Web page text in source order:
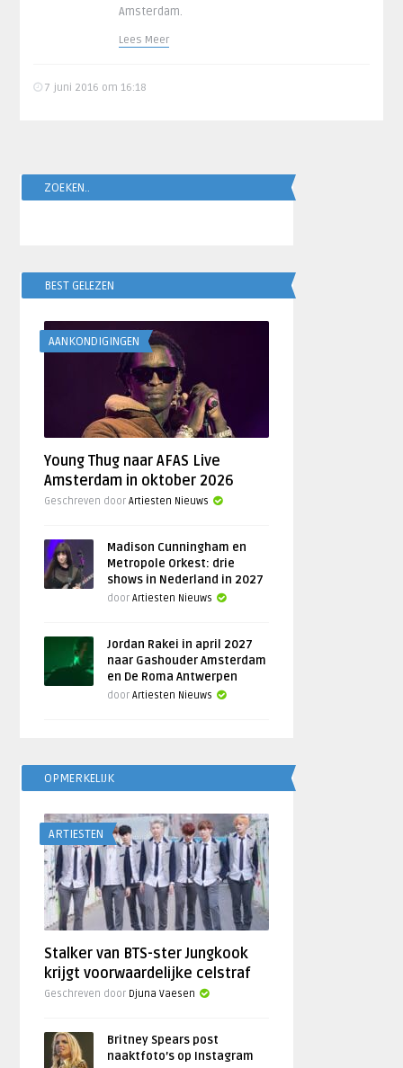
Amsterdam.
Lees Meer
7 juni 2016 om 16:18
ZOEKEN..
BEST GELEZEN
AANKONDIGINGEN
Young Thug naar AFAS Live
Amsterdam in oktober 2026
Geschreven doorArtiesten Nieuws
Madison Cunningham en
Metropole Orkest: drie
shows in Nederland in 2027
doorArtiesten Nieuws
Jordan Rakei in april 2027
naar Gashouder Amsterdam
en De Roma Antwerpen
doorArtiesten Nieuws
OPMERKELIJK
ARTIESTEN
Stalker van BTS-ster Jungkook
krijgt voorwaardelijke celstraf
Geschreven door Djuna Vaesen
Britney Spears post
naaktfoto’s op Instagram